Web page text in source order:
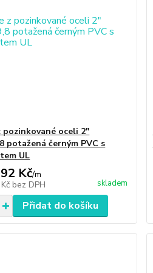
pozinkované oceli 2"
potažená černým PVC s
UL
Kč/m
bez DPH skladem
Přidat do košíku